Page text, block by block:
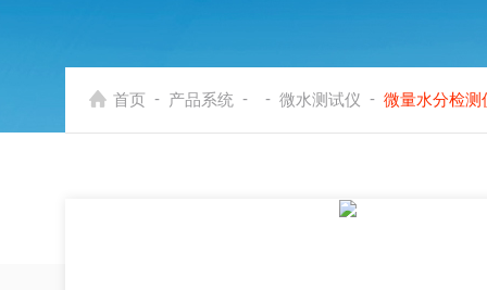
首页 - 产品系统 - - 微水测试仪 - 微量水分检测